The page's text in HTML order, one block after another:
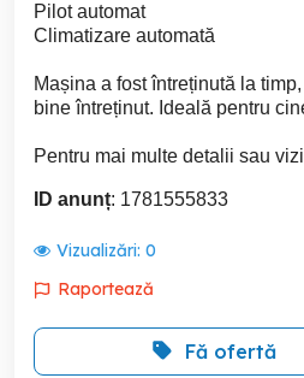
Pilot automat
Climatizare automată
Mașina a fost întreținută la
bine întreținut. Ideală pentru
Pentru mai multe detalii sau
ID anunț: 1781555833
Vizualizări: 0
Raportează
Fă ofertă